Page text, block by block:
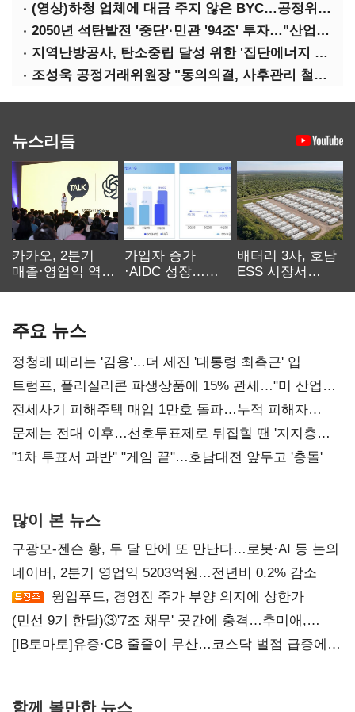
(영상)하청 업체에 대금 주지 않은 BYC…공정위 '제재'
2050년 석탄발전 '중단'·민관 '94조' 투자…"산업계 탄소중립에 고삐"
지역난방공사, 탄소중립 달성 위한 '집단에너지 컨퍼런스' 개최
조성욱 공정거래위원장 "동의의결, 사후관리 철저히 이뤄져야"
뉴스리듬
카카오, 2분기
매출·영업익 역대
가입자 증가
·AIDC 성장…
배터리 3사, 호남
ESS 시장서
주요 뉴스
정청래 때리는 '김용'…더 세진 '대통령 최측근' 입
트럼프, 폴리실리콘 파생상품에 15% 관세…"미 산업
재건"
전세사기 피해주택 매입 1만호 돌파…누적 피해자
4만278명
문제는 전대 이후…선호투표제로 뒤집힐 땐 '지지층
불복'
"1차 투표서 과반" "게임 끝"…호남대전 앞두고 '충돌'
많이 본 뉴스
구광모-젠슨 황, 두 달 만에 또 만난다…로봇·AI 등 논의
네이버, 2분기 영업익 5203억원…전년비 0.2% 감소
윙입푸드, 경영진 주가 부양 의지에 상한가
(민선 9기 한달)③'7조 채무' 곳간에 충격…추미애,
20년만에 '비상재정' 선언 승부수
[IB토마토]유증·CB 줄줄이 무산…코스닥 벌점 급증에
함께 볼만한 뉴스